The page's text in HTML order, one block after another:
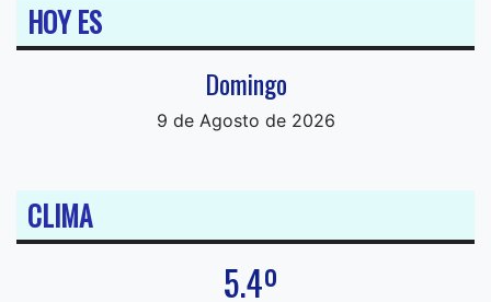
HOY ES
Domingo
9 de Agosto de 2026
CLIMA
5.4º